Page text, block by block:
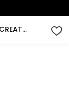
Lakier do paznokci 16 kolorów CREATE IT!